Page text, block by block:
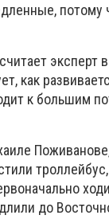
потому
эксперт
как
к большим
до